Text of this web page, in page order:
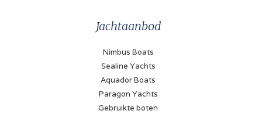
Jachtaanbod
Nimbus Boats
Sealine Yachts
Aquador Boats
Paragon Yachts
Gebruikte boten